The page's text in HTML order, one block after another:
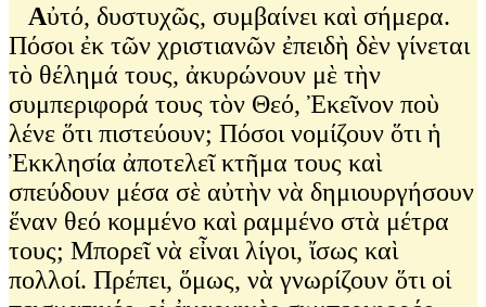
Αὐτό, δυστυχῶς, συμβαίνει καὶ σήμερα.
Πόσοι ἐκ τῶν χριστιανῶν ἐπειδὴ δὲν γίνεται
τὸ θέλημά τους, ἀκυρώνουν μὲ τὴν
συμπεριφορά τους τὸν Θεό, Ἐκεῖνον ποὺ
λένε ὅτι πιστεύουν; Πόσοι νομίζουν ὅτι ἡ
Ἐκκλησία ἀποτελεῖ κτῆμα τους καὶ
σπεύδουν μέσα σὲ αὐτὴν νὰ δημιουργήσουν
ἕναν θεό κομμένο καὶ ραμμένο στὰ μέτρα
τους; Μπορεῖ νὰ εἶναι λίγοι, ἴσως καὶ
πολλοί. Πρέπει, ὅμως, νὰ γνωρίζουν ὅτι οἱ